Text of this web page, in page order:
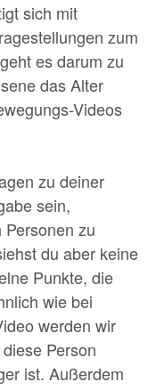
sich mit
zum
es darum zu
das Alter
Videos
zu deiner
sein,
zu
du aber keine
Punkte, die
wie bei
werden wir
Person
ist. Außerdem